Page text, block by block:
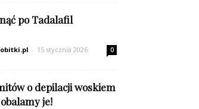
po Tadalafil
- 15 stycznia 2026 0
o depilacji woskiem
je!